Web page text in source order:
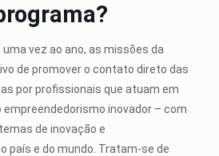
vez ao ano, as missões da
de promover o contato direto das
por profissionais que atuam em
inovador – com
de inovação e
país e do mundo. Tratam-se de